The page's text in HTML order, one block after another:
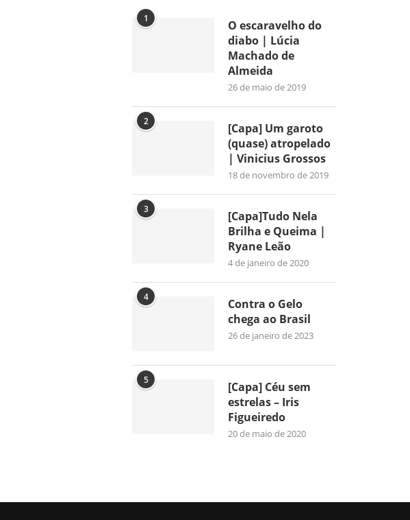
1
O escaravelho do
diabo | Lúcia
Machado de
Almeida
26 de maio de 2019
2
[Capa] Um garoto
(quase) atropelado
| Vinicius Grossos
18 de novembro de 2019
3
[Capa]Tudo Nela
Brilha e Queima |
Ryane Leão
4 de janeiro de 2020
4
Contra o Gelo
chega ao Brasil
26 de janeiro de 2023
5
[Capa] Céu sem
estrelas – Iris
Figueiredo
20 de maio de 2020